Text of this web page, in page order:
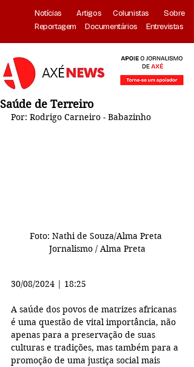
Notícias Artigos Colunistas
Sobre
Reportagem
Documentários Entrevistas
Saúde de Terreiro
Por: Rodrigo Carneiro - Babazinho
Foto: Nathi de Souza/Alma Preta
Jornalismo / Alma Preta
30/08/2024 | 18:25
A saúde dos povos de matrizes africanas
é uma questão de vital importância, não
apenas para a preservação de suas
culturas e tradições, mas também para a
promoção de uma justiça social mais